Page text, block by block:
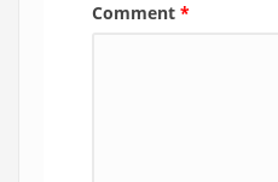
Comment *